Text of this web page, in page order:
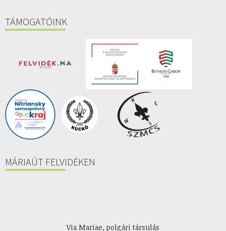
TÁMOGATÓINK
MÁRIAÚT FELVIDÉKEN
Via Mariae, polgári társulás